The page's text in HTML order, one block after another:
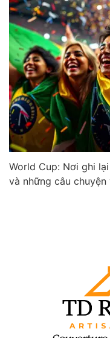
World Cup: Nơi ghi
và những câu